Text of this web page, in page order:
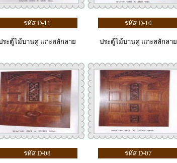
รหัส D-11
ระตู้ไม้บานคู่ แกะสลักลาย
รหัส D-10
ประตู้ไม้บานคู่ แกะสลักลาย
รหัส D-08 รหัส D-07